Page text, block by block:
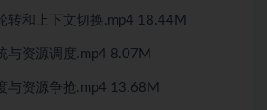
转和上下文切换.mp4 18.44M
与资源调度.mp4 8.07M
与资源争抢.mp4 13.68M